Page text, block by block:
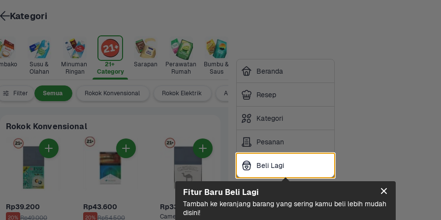
Susu &
Olahan
Minuman
Ringan
21+
Category
Sarapan
Perawatan
Rumah
Bumbu &
Saus
Diri
Premium
Filter Semua Rokok Konvensional Rokok Elektrik Alat Kontrasepsi
Rokok Konvensional
Rp39.200
20% Rp49.000
Rp43.600
20% Rp54.500
Rp33.500
Camel White 20
Beranda
Resep
Kategori
Pesanan
Beli Lagi
Kategori
Beli Lagi
Fitur Baru Beli Lagi
Tambah ke keranjang barang yang sering kamu beli lebih mudah
disini!